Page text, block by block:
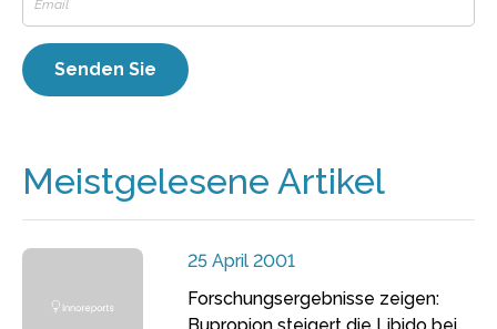
Meistgelesene Artikel
25 April 2001
Forschungsergebnisse zeigen:
Bupropion steigert die Libido bei